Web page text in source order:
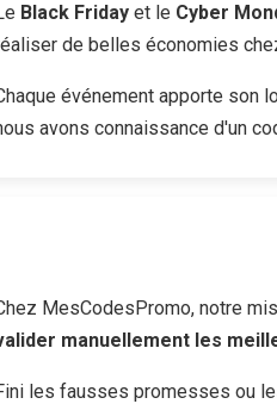
Black Friday et le Cyber
de belles économies
événement apporte son
avons connaissance d'un
MesCodesPromo, notre
manuellement les
les fausses promesses ou